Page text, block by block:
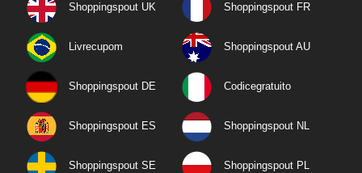
Shoppingspout UK Shoppingspout FR
Livrecupom Shoppingspout AU
Shoppingspout DE Codicegratuito
Shoppingspout ES Shoppingspout NL
Shoppingspout SE Shoppingspout PL